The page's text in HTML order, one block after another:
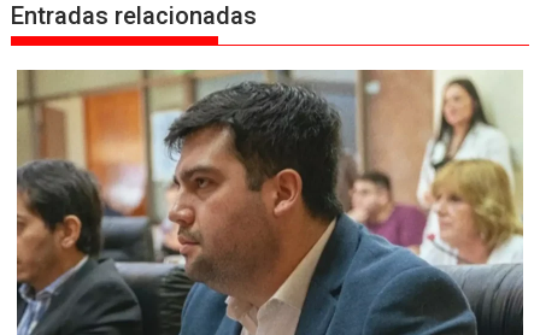
Entradas relacionadas